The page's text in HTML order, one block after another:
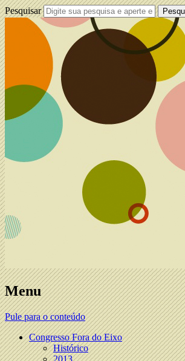
Pesquisar
Congresso Fora do
Site do V Congresso Fora
Menu
Pule para o conteúdo
Congresso Fora do Eixo
Histórico
2013